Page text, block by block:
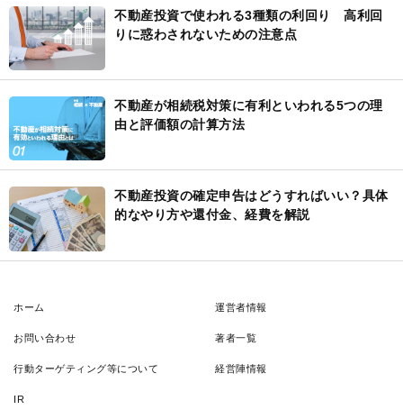
不動産投資で使われる3種類の利回り 高利回
りに惑わされないための注意点
不動産が相続税対策に有利といわれる5つの理
由と評価額の計算方法
不動産投資の確定申告はどうすればいい？具体
的なやり方や還付金、経費を解説
ホーム 運営者情報
お問い合わせ 著者一覧
行動ターゲティング等について 経営陣情報
IR